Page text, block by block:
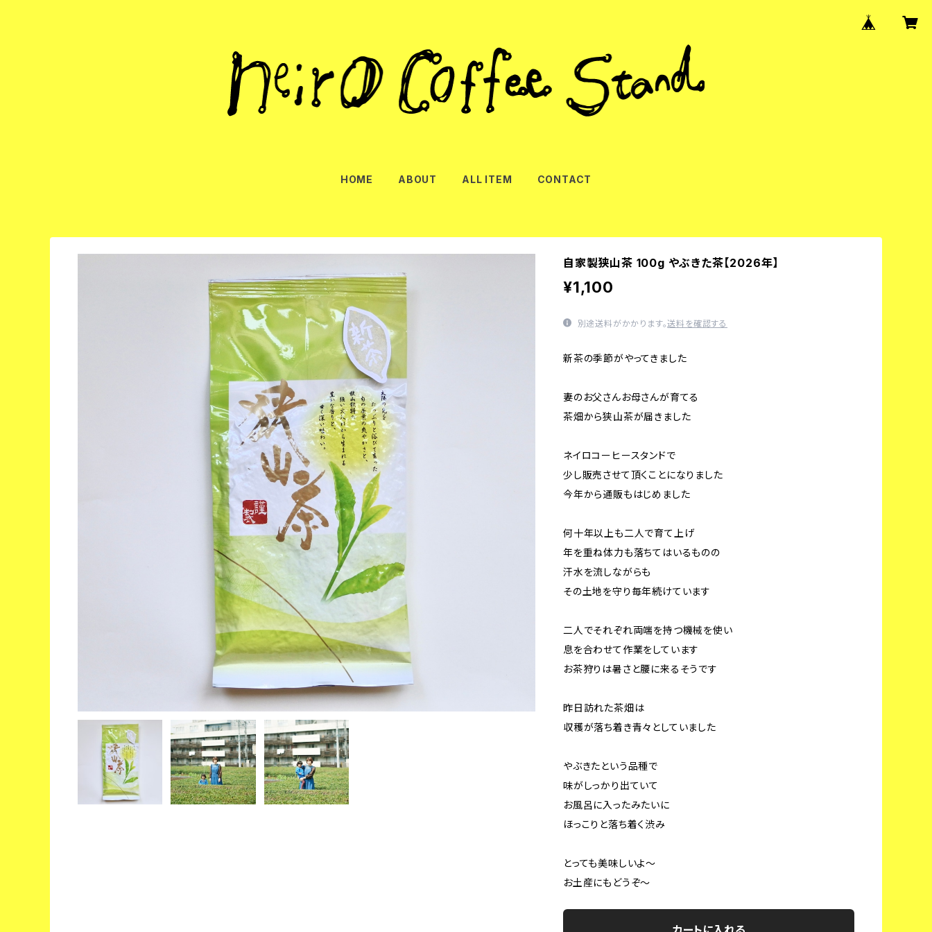
HOME ABOUT ALL ITEM CONTACT
自家製狭山茶 100g やぶきた茶【2026年】
¥1,100
別途送料がかかります。送料を確認する
新茶の季節がやってきました
妻のお父さんお母さんが育てる
茶畑から狭山茶が届きました
ネイロコーヒースタンドで
少し販売させて頂くことになりました
今年から通販もはじめました
何十年以上も二人で育て上げ
年を重ね体力も落ちてはいるものの
汗水を流しながらも
その土地を守り毎年続けています
二人でそれぞれ両端を持つ機械を使い
息を合わせて作業をしています
お茶狩りは暑さと腰に来るそうです
昨日訪れた茶畑は
収穫が落ち着き青々としていました
やぶきたという品種で
味がしっかり出ていて
お風呂に入ったみたいに
ほっこりと落ち着く渋み
とっても美味しいよ〜
お土産にもどうぞ〜